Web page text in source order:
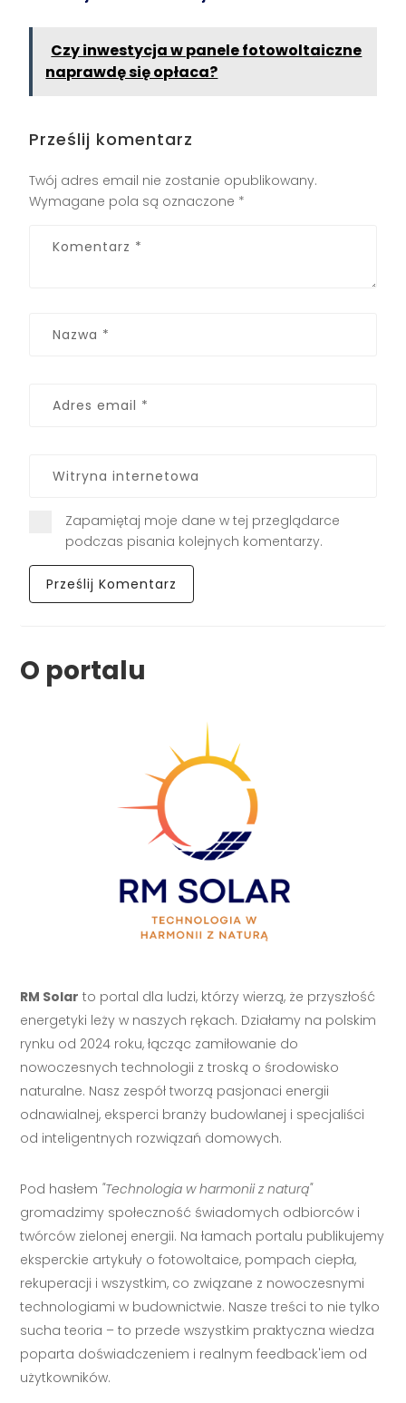
Czy inwestycja w panele fotowoltaiczne
naprawdę się opłaca?
Prześlij komentarz
Twój adres email nie zostanie opublikowany.
Wymagane pola są oznaczone *
Zapamiętaj moje dane w tej przeglądarce
podczas pisania kolejnych komentarzy.
O portalu
RM Solar to portal dla ludzi, którzy wierzą, że przyszłość
energetyki leży w naszych rękach. Działamy na polskim
rynku od 2024 roku, łącząc zamiłowanie do
nowoczesnych technologii z troską o środowisko
naturalne. Nasz zespół tworzą pasjonaci energii
odnawialnej, eksperci branży budowlanej i specjaliści
od inteligentnych rozwiązań domowych.
Pod hasłem "Technologia w harmonii z naturą"
gromadzimy społeczność świadomych odbiorców i
twórców zielonej energii. Na łamach portalu publikujemy
eksperckie artykuły o fotowoltaice, pompach ciepła,
rekuperacji i wszystkim, co związane z nowoczesnymi
technologiami w budownictwie. Nasze treści to nie tylko
sucha teoria – to przede wszystkim praktyczna wiedza
poparta doświadczeniem i realnym feedback'iem od
użytkowników.